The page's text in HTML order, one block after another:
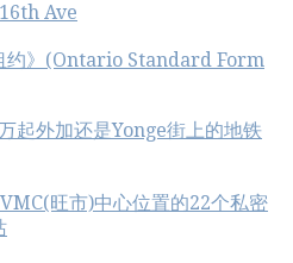
Ave
约》(Ontario Standard Form
起外加还是Yonge街上的地铁
旺市)中心位置的22个私密